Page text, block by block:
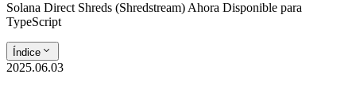
Solana Direct Shreds (Shredstream) Ahora Disponible para
TypeScript
Índice
2025.06.03